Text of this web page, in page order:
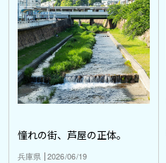
憧れの街、芦屋の正体。
兵庫県 2026/06/19